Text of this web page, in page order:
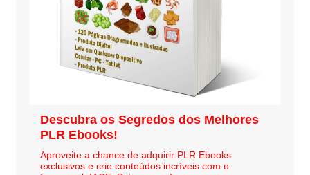
Descubra os Segredos dos Melhores
PLR Ebooks!
Aproveite a chance de adquirir PLR Ebooks
exclusivos e crie conteúdos incríveis com o